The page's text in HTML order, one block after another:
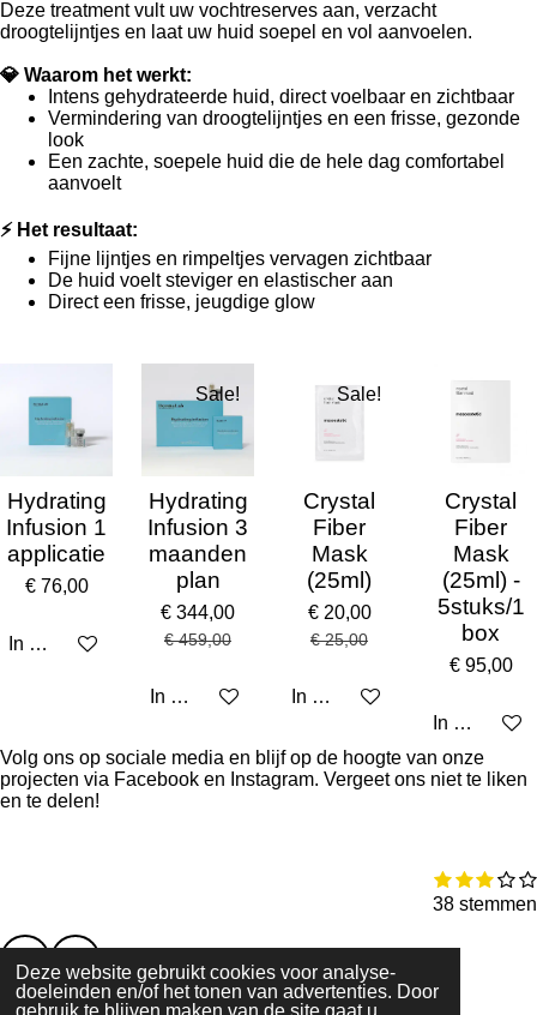
Deze website gebruikt cookies voor analyse-
doeleinden en/of het tonen van advertenties. Door
Deze treatment vult uw vochtreserves aan, verzacht
droogtelijntjes en laat uw huid soepel en vol aanvoelen.
💎 Waarom het werkt:
Intens gehydrateerde huid, direct voelbaar en zichtbaar
Vermindering van droogtelijntjes en een frisse, gezonde
look
Een zachte, soepele huid die de hele dag comfortabel
aanvoelt
⚡ Het resultaat:
Fijne lijntjes en rimpeltjes vervagen zichtbaar
De huid voelt steviger en elastischer aan
Direct een frisse, jeugdige glow
Hydrating
Infusion 1
applicatie
€ 76,00
In winkelwagen
Sale!
Hydrating
Infusion 3
maanden
plan
€ 344,00
€ 459,00
In winkelwagen
Sale!
Crystal
Fiber
Mask
(25ml)
€ 20,00
€ 25,00
In winkelwagen
Crystal
Fiber
Mask
(25ml) -
5stuks/1
box
€ 95,00
In
Volg ons op sociale media en blijf op de hoogte van onze
projecten via Facebook en Instagram. Vergeet ons niet te liken
en te delen!
i
1
s
t
r
2
s
r
3
s
t
4
s
t
5
s
t
38 stemmen
F
a
I
n